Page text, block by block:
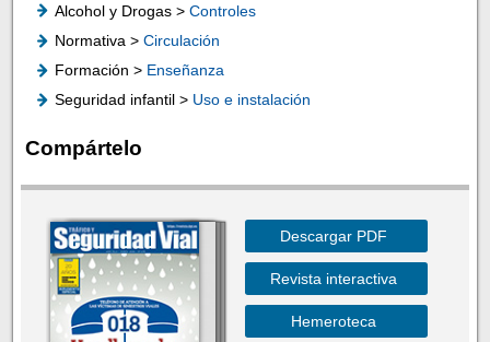
Alcohol y Drogas > Controles
Normativa > Circulación
Formación > Enseñanza
Seguridad infantil > Uso e instalación
Compártelo
Descargar PDF
Revista interactiva
Hemeroteca